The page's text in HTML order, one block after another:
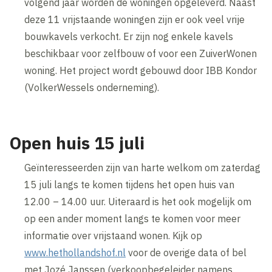
volgend jaar worden de woningen opgeleverd. Naast
deze 11 vrijstaande woningen zijn er ook veel vrije
bouwkavels verkocht. Er zijn nog enkele kavels
beschikbaar voor zelfbouw of voor een ZuiverWonen
woning. Het project wordt gebouwd door IBB Kondor
(VolkerWessels onderneming).
Open huis 15 juli
Geïnteresseerden zijn van harte welkom om zaterdag
15 juli langs te komen tijdens het open huis van
12.00 – 14.00 uur. Uiteraard is het ook mogelijk om
op een ander moment langs te komen voor meer
informatie over vrijstaand wonen. Kijk op
www.hethollandshof.nl voor de overige data of bel